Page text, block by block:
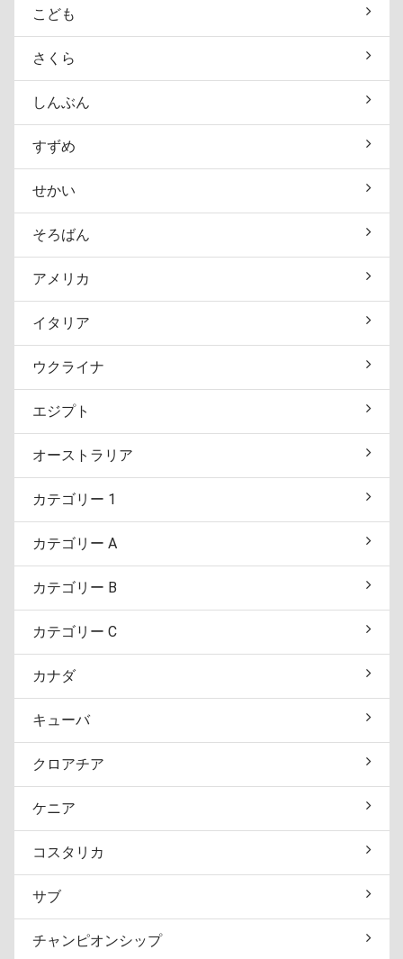
こども
さくら
しんぶん
すずめ
せかい
そろばん
アメリカ
イタリア
ウクライナ
エジプト
オーストラリア
カテゴリー 1
カテゴリー A
カテゴリー B
カテゴリー C
カナダ
キューバ
クロアチア
ケニア
コスタリカ
サブ
チャンピオンシップ